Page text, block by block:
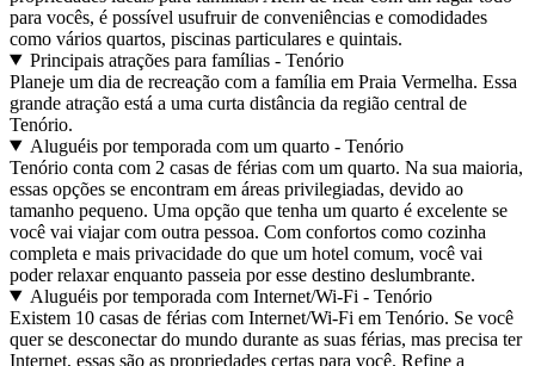
para vocês, é possível usufruir de conveniências e comodidades
como vários quartos, piscinas particulares e quintais.
Principais atrações para famílias - Tenório
Planeje um dia de recreação com a família em Praia Vermelha. Essa
grande atração está a uma curta distância da região central de
Tenório.
Aluguéis por temporada com um quarto - Tenório
Tenório conta com 2 casas de férias com um quarto. Na sua maioria,
essas opções se encontram em áreas privilegiadas, devido ao
tamanho pequeno. Uma opção que tenha um quarto é excelente se
você vai viajar com outra pessoa. Com confortos como cozinha
completa e mais privacidade do que um hotel comum, você vai
poder relaxar enquanto passeia por esse destino deslumbrante.
Aluguéis por temporada com Internet/Wi-Fi - Tenório
Existem 10 casas de férias com Internet/Wi-Fi em Tenório. Se você
quer se desconectar do mundo durante as suas férias, mas precisa ter
Internet, essas são as propriedades certas para você. Refine a